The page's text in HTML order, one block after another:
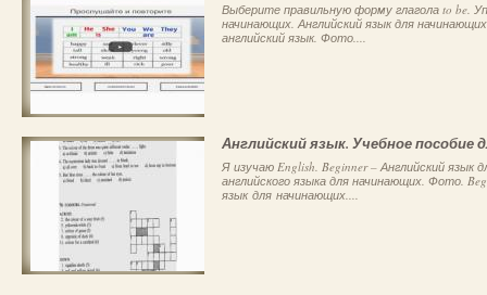
Выберите правильную форму глагола to be.
начинающих. Английский язык для
английский язык. Фото....
Английский язык. Учебное пособие
Я изучаю English. Beginner – Английский язык
английского языка для начинающих. Фото.
язык для начинающих....